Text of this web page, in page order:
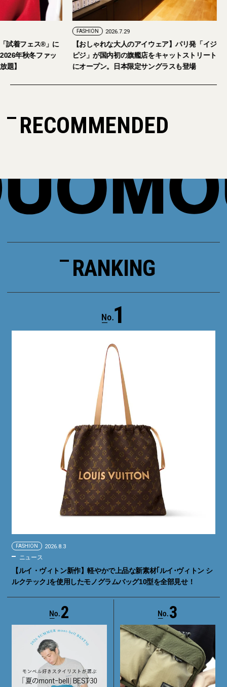
試着フェス®︎」に
年秋冬ファッ
題】
FASHION 2026.7.29
【おしゃれな大人のアイウェア】パリ発「イジ
ピジ」が国内初の旗艦店をキャットストリート
にオープン。日本限定サングラスも登場
RECOMMENDED
RANKING
1
FASHION 2026.8.3
ニュース
【ルイ・ヴィトン新作】軽やかで上品な新素材｢ルイ･ヴィトン シ
ルクテック｣を使用したモノグラムバッグ10型を全部見せ！
2 3